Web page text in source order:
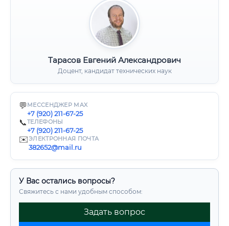
Тарасов Евгений Александрович
Доцент, кандидат технических наук
💬 МЕССЕНДЖЕР MAX
+7 (920) 211-67-25
📞ТЕЛЕФОНЫ
+7 (920) 211-67-25
✉️ЭЛЕКТРОННАЯ ПОЧТА
382652@mail.ru
У Вас остались вопросы?
Свяжитесь с нами удобным способом:
Задать вопрос